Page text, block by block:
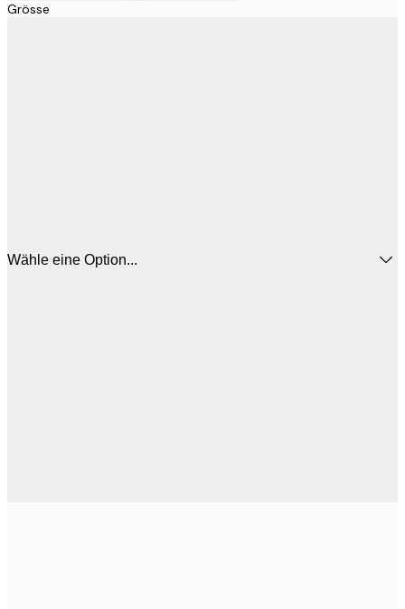
Grösse
Wähle eine Option...